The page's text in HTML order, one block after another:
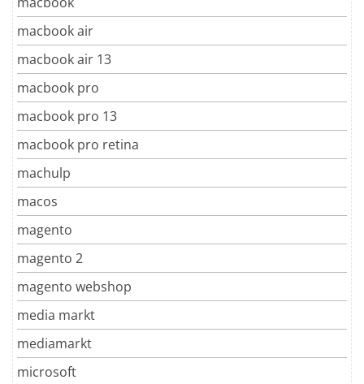
macbook air
macbook air 13
macbook pro
macbook pro 13
macbook pro retina
machulp
macos
magento
magento 2
magento webshop
media markt
mediamarkt
microsoft